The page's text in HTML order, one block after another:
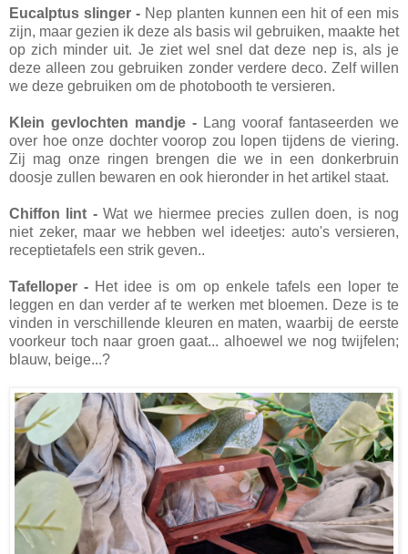
Eucalptus slinger - Nep planten kunnen een hit of een mis
zijn, maar gezien ik deze als basis wil gebruiken, maakte het
op zich minder uit. Je ziet wel snel dat deze nep is, als je
deze alleen zou gebruiken zonder verdere deco. Zelf willen
we deze gebruiken om de photobooth te versieren.
Klein gevlochten mandje - Lang vooraf fantaseerden we
over hoe onze dochter voorop zou lopen tijdens de viering.
Zij mag onze ringen brengen die we in een donkerbruin
doosje zullen bewaren en ook hieronder in het artikel staat.
Chiffon lint -Wat we hiermee precies zullen doen, is nog
niet zeker, maar we hebben wel ideetjes: auto's versieren,
receptietafels een strik geven..
Tafelloper - Het idee is om op enkele tafels een loper te
leggen en dan verder af te werken met bloemen. Deze is te
vinden in verschillende kleuren en maten, waarbij de eerste
voorkeur toch naar groen gaat... alhoewel we nog twijfelen;
blauw, beige...?